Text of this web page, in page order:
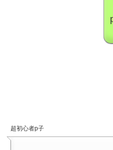
超初心者p子